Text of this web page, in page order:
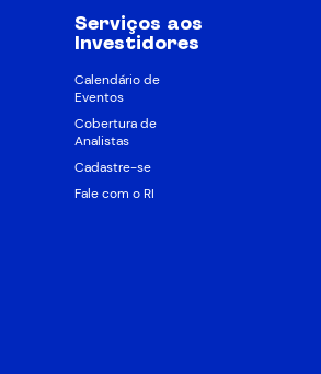
Serviços aos
Investidores
Calendário de
Eventos
Cobertura de
Analistas
Cadastre-se
Fale com o RI